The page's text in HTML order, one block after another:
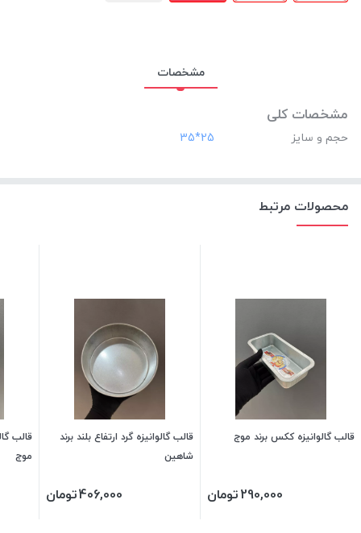
مشخصات
مشخصات کلی
حجم و سایز ‎35*25
محصولات مرتبط
قالب گالوانیزه ککس برند موج
290,000تومان
قالب گالوانیزه گرد ارتفاع بلند برند
شاهین
406,000تومان
قالب
موج